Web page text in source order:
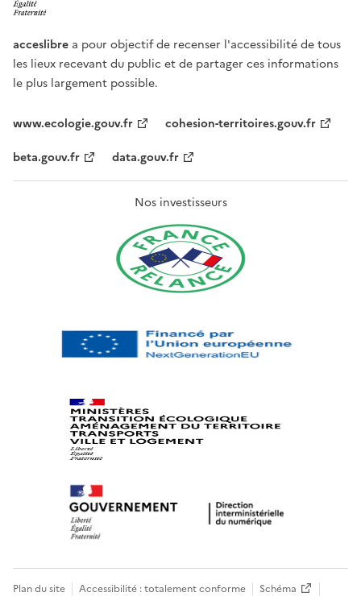
acceslibre a pour objectif de recenser l'accessibilité de tous
les lieux recevant du public et de partager ces informations
le plus largement possible.
www.ecologie.gouv.fr
cohesion-territoires.gouv.fr
beta.gouv.fr
data.gouv.fr
Nos investisseurs
Plan du site Accessibilité : totalement conforme Schéma